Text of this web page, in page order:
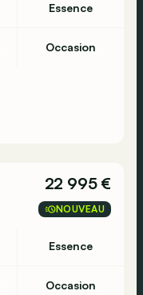
Essence
Occasion
22 995 €
NOUVEAU
Essence
Occasion